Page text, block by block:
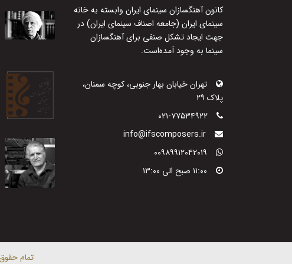
کانون آهنگسازان سینمای ایران وابسته به خانه
سینمای ایران (جامعه اصناف سینمای ایران) در
جهت ایجاد تشکل صنفی برای آهنگسازان
سینما به وجود آمده‌است.
تهران خیابان بهار جنوبی، کوچه سمنان،
پلاک ۲۹
۰۲۱-۷۷۵۳۴۹۲۲
info@ifscomposers.ir
۰۰۹۸۹۹۱۲۰۴۲۰۱۹
۱۱:۰۰ صبح الی ۱۳:۰۰
تمام